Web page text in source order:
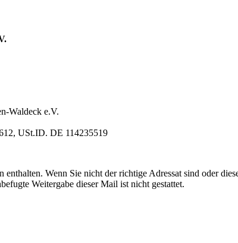
Waldeck e.V.
USt.ID. DE 114235519
Wenn Sie nicht der richtige Adressat sind oder
Weitergabe dieser Mail ist nicht gestattet.